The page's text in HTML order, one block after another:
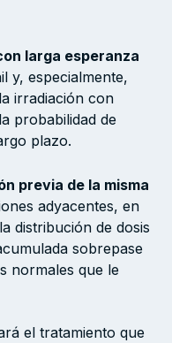
larga esperanza
y, especialmente,
irradiación con
probabilidad de
plazo.
previa de la misma
adyacentes, en
distribución de dosis
sobrepase
normales que le
el tratamiento que